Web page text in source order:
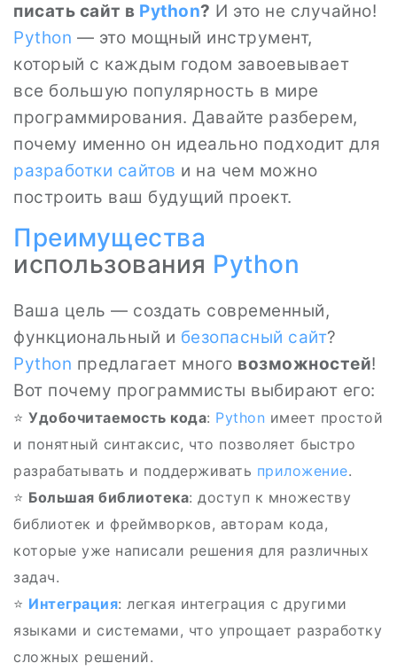
писать сайт в Python? И это не случайно!
Python — это мощный инструмент,
который с каждым годом завоевывает
все большую популярность в мире
программирования. Давайте разберем,
почему именно он идеально подходит для
разработки сайтов и на чем можно
построить ваш будущий проект.
Преимущества
использования Python
Ваша цель — создать современный,
функциональный и безопасный сайт?
Python предлагает много возможностей!
Вот почему программисты выбирают его:
⭐ Удобочитаемость кода: Python имеет простой
и понятный синтаксис, что позволяет быстро
разрабатывать и поддерживать приложение.
⭐ Большая библиотека: доступ к множеству
библиотек и фреймворков, авторам кода,
которые уже написали решения для различных
задач.
⭐ Интеграция: легкая интеграция с другими
языками и системами, что упрощает разработку
сложных решений.